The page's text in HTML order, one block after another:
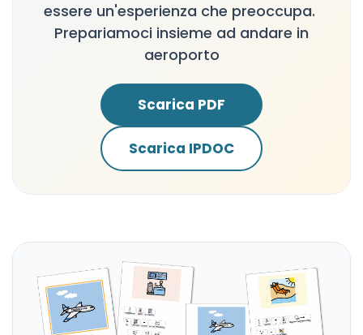
essere un'esperienza che preoccupa.
Prepariamoci insieme ad andare in
aeroporto
Scarica PDF
Scarica IPDOC